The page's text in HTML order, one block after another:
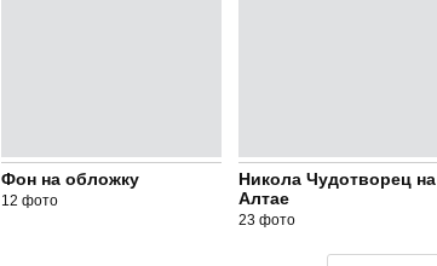
Фон на обложку
12 фото
Никола Чудотворец на
Алтае
23 фото